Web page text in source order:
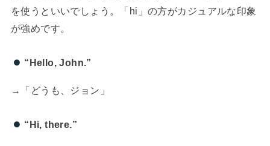
を使うといいでしょう。「hi」の方がカジュアルな印象
が強めです。
“Hello, John.”
→「どうも、ジョン」
“Hi, there.”